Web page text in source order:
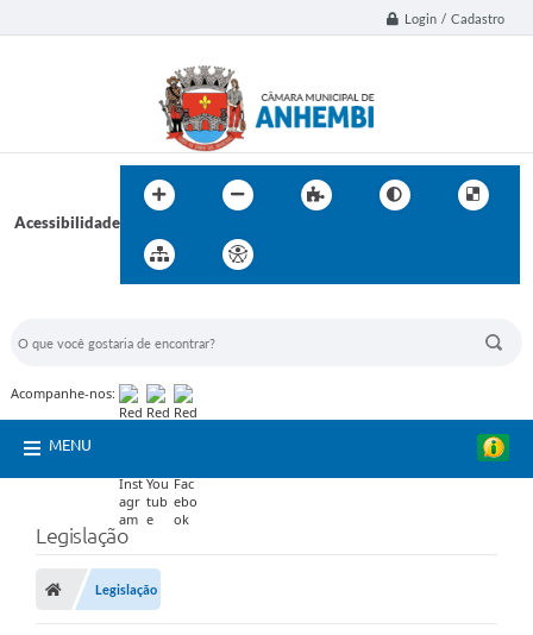
Login / Cadastro
Acessibilidade
Acompanhe-nos:
MENU
Legislação
Legislação